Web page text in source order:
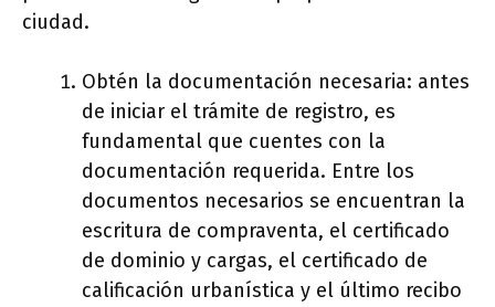
ciudad.
Obtén la documentación necesaria: antes
de iniciar el trámite de registro, es
fundamental que cuentes con la
documentación requerida. Entre los
documentos necesarios se encuentran la
escritura de compraventa, el certificado
de dominio y cargas, el certificado de
calificación urbanística y el último recibo